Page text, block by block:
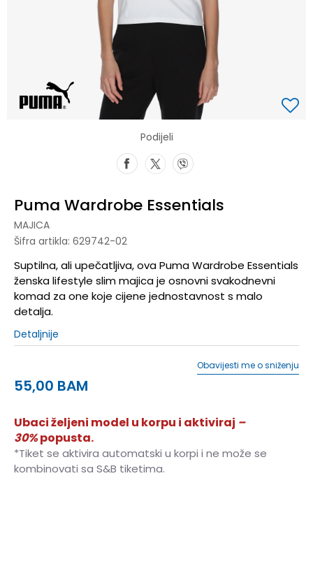
Podijeli
Puma Wardrobe Essentials
MAJICA
Šifra artikla: 629742-02
Suptilna, ali upečatljiva, ova Puma Wardrobe Essentials
ženska lifestyle slim majica je osnovni svakodnevni
komad za one koje cijene jednostavnost s malo
detalja.
Detaljnije
55,00 BAM
Obavijesti me o sniženju
Ubaci željeni model u korpu i aktiviraj –
30%popusta.
*Tiket se aktivira automatski u korpi i ne može se
kombinovati sa S&B tiketima.